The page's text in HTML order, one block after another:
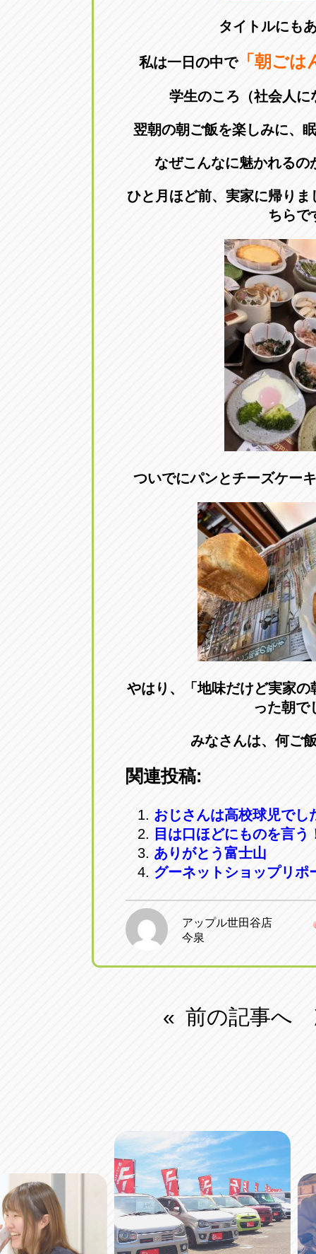
0568-76-
アップル
0561-53-
アップル
0587-66-
オートフ
052-400-
トラック
059-331-
愛知県小牧市久保新町20
アップル尾張旭店
愛知県尾張旭市印場元町5-2-8
アップル岩倉店
愛知県岩倉市大地町長田35-1
愛知県清須市春日砂賀東114
三重県四日市市午起3丁目1番3
タイトルにも
私は一日の中で「朝ごは
学生のころ（社会人に
翌朝の朝ご飯を楽しみに、
なぜこんなに魅かれるの
ひと月ほど前、実家に帰りま
ちらで
ついでにパンとチーズケー
やはり、「地味だけど実家
った朝で
みなさんは、何ご
関連投稿:
おじさんは高校球児でし
目は口ほどにものを言う
ありがとう富士山
グーネットショップリポ
アップル世田谷店
今泉
« 前の記事へ